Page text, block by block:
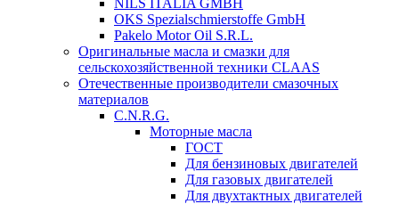
NILS ITALIA GMBH
OKS Spezialschmierstoffe GmbH
Pakelo Motor Oil S.R.L.
Оригинальные масла и смазки для
сельскохозяйственной техники CLAAS
Отечественные производители смазочных
материалов
C.N.R.G.
Моторные масла
ГОСТ
Для бензиновых двигателей
Для газовых двигателей
Для двухтактных двигателей